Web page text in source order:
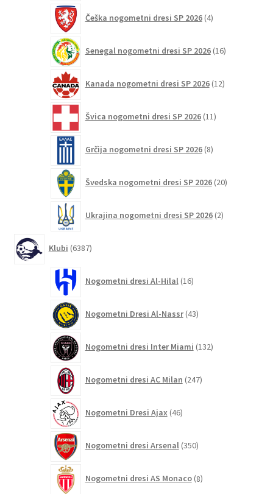
Češka nogometni dresi SP 2026 4izdelki
Senegal nogometni dresi SP 2026 16izdelkov
Kanada nogometni dresi SP 2026 12izdelkov
Švica nogometni dresi SP 2026 11izdelkov
Grčija nogometni dresi SP 2026 8izdelkov
Švedska nogometni dresi SP 2026 20izdelkov
Ukrajina nogometni dresi SP 2026 2izdelka
Klubi 6387izdelkov
Nogometni dresi Al-Hilal 16izdelkov
Nogometni Dresi Al-Nassr 43izdelkov
Nogometni dresi Inter Miami 132izdelkov
Nogometni dresi AC Milan 247izdelkov
Nogometni Dresi Ajax 46izdelkov
Nogometni dresi Arsenal 350izdelkov
Nogometni dresi AS Monaco 8izdelkov